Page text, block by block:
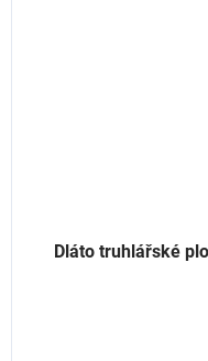
Dláto truhlářské